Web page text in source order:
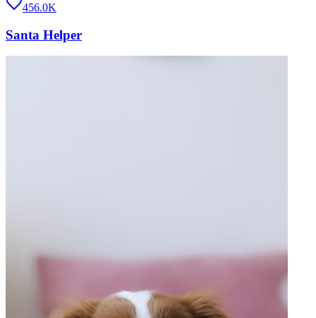
456.0K
Santa Helper